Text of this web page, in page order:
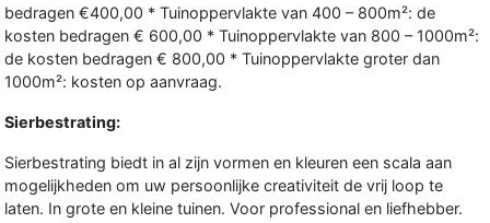
bedragen €400,00 * Tuinoppervlakte van 400 – 800m²: de
kosten bedragen € 600,00 * Tuinoppervlakte van 800 – 1000m²:
de kosten bedragen € 800,00 * Tuinoppervlakte groter dan
1000m²: kosten op aanvraag.
Sierbestrating:
Sierbestrating biedt in al zijn vormen en kleuren een scala aan
mogelijkheden om uw persoonlijke creativiteit de vrij loop te
laten. In grote en kleine tuinen. Voor professional en liefhebber.